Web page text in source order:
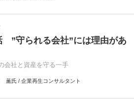
”守られる会社”には理由があ
会社と資産を守る一手
薫氏 / 企業再生コンサルタント